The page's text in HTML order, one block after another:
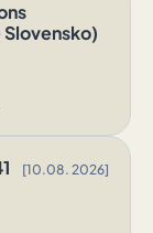
[10.08. 2026]